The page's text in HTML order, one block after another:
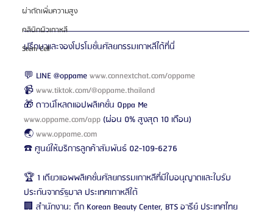
ผ่าตัดเพิ่มความสูง
คลินิกผิวเกาหลี
Stem Cell
ปรึกษาและจองโปรโมชั่นศัลยกรรมเกาหลีได้ที่นี่
💬 LINE @oppame www.connextchat.com/oppame
📹 www.tiktok.com/@oppame.thailand
🎁 ดาวน์โหลดแอปพลิเคชั่น Oppa Me
www.oppame.com/app (ผ่อน 0% สูงสุด 10 เดือน)
🌏 www.oppame.com
☎️ ศูนย์ให้บริการลูกค้าสัมพันธ์ 02-109-6276
🏆 1 เดียวแอพพลิเคชั่นศัลยกรรมเกาหลีที่มีใบอนุญาตและใบรับ
ประกันจากรัฐบาล ประเทศเกาหลีใต้
🏢 สำนักงาน: ตึก Korean Beauty Center, BTS อารีย์ ประเทศไทย